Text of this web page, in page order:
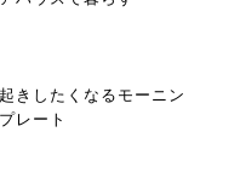
きしたくなるモーニン
レート